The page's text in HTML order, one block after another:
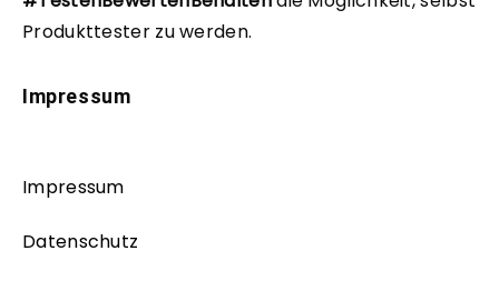
Produkttester zu werden.
Impressum
Impressum
Datenschutz